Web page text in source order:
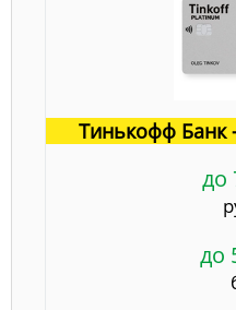
Тинькофф Банк
до
до